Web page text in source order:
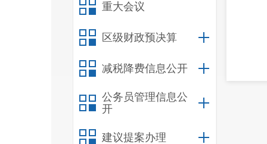
重大会议
区级财政预决算
减税降费信息公开
公务员管理信息公
开
建议提案办理